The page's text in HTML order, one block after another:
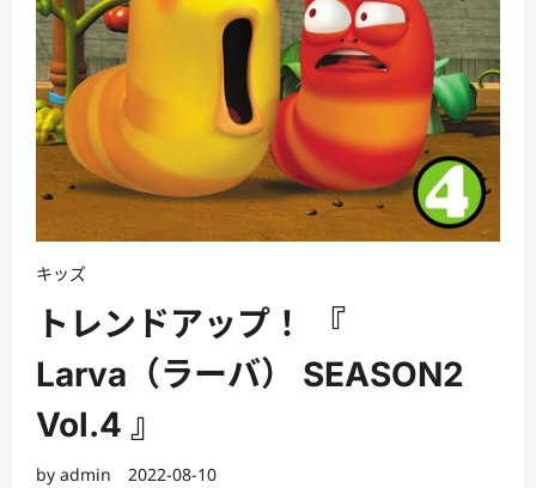
キッズ
トレンドアップ！ 『
Larva（ラーバ） SEASON2
Vol.4 』
by admin 2022-08-10